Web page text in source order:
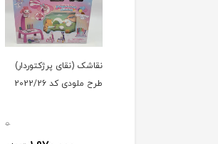
نقاشک (نقای پرژکتوردار)
طرح ملودی کد 2022/26
0